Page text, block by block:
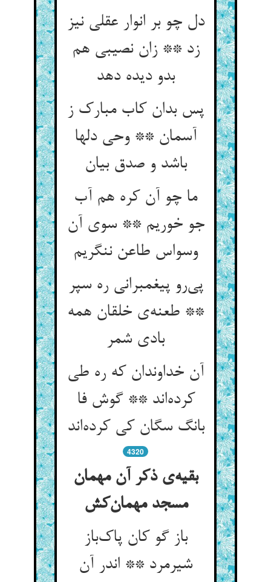
دل چو بر انوار عقلی نیز
زد ** زان نصیبی هم
بدو دیده دهد
پس بدان کاب مبارک ز
آسمان ** وحی دلها
باشد و صدق بیان
ما چو آن کره هم آب
جو خوریم ** سوی آن
وسواس طاعن ننگریم
پی‌رو پیغمبرانی ره سپر
** طعنه‌ی خلقان همه
بادی شمر
آن خداوندان که ره طی
کرده‌اند ** گوش فا
بانگ سگان کی کرده‌اند
4320
بقیه‌ی ذکر آن مهمان
مسجد مهمان‌کش
باز گو کان پاک‌باز
شیرمرد ** اندر آن